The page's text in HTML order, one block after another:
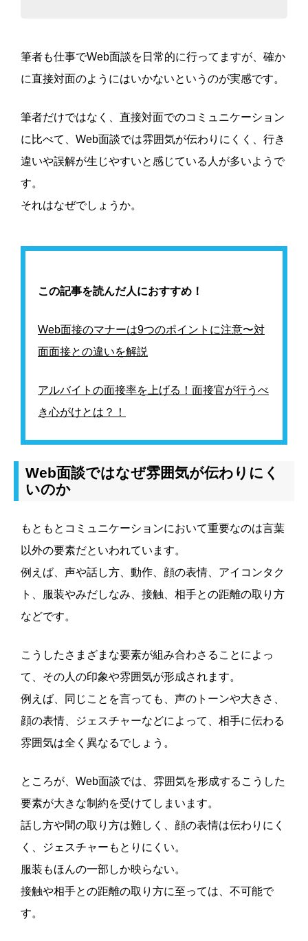
筆者も仕事でWeb面談を日常的に行ってますが、確か
に直接対面のようにはいかないというのが実感です。
筆者だけではなく、直接対面でのコミュニケーション
に比べて、Web面談では雰囲気が伝わりにくく、行き
違いや誤解が生じやすいと感じている人が多いようで
す。
それはなぜでしょうか。
この記事を読んだ人におすすめ！
Web面接のマナーは9つのポイントに注意〜対
面面接との違いを解説
アルバイトの面接率を上げる！面接官が行うべ
き心がけとは？！
Web面談ではなぜ雰囲気が伝わりにく
いのか
もともとコミュニケーションにおいて重要なのは言葉
以外の要素だといわれています。
例えば、声や話し方、動作、顔の表情、アイコンタク
ト、服装やみだしなみ、接触、相手との距離の取り方
などです。
こうしたさまざまな要素が組み合わさることによっ
て、その人の印象や雰囲気が形成されます。
例えば、同じことを言っても、声のトーンや大きさ、
顔の表情、ジェスチャーなどによって、相手に伝わる
雰囲気は全く異なるでしょう。
ところが、Web面談では、雰囲気を形成するこうした
要素が大きな制約を受けてしまいます。
話し方や間の取り方は難しく、顔の表情は伝わりにく
く、ジェスチャーもとりにくい。
服装もほんの一部しか映らない。
接触や相手との距離の取り方に至っては、不可能で
す。